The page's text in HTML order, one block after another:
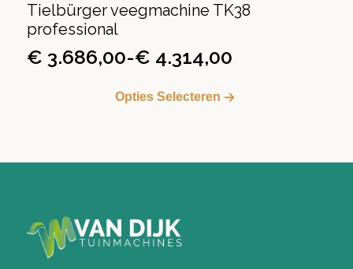
Tielbürger veegmachine TK38
professional
€ 3.686,00-€ 4.314,00
Prijsklasse:
€ 3.686,00Opties Selecteren
gekozen
worden